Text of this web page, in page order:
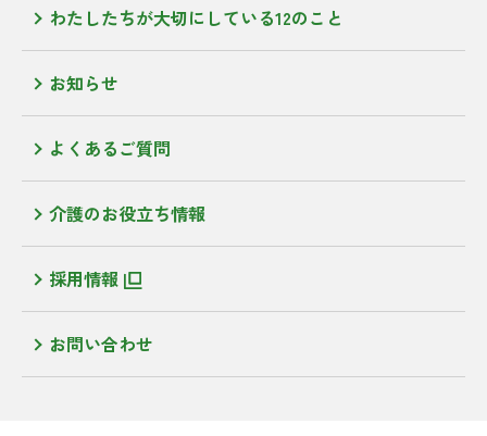
わたしたちが大切にしている12のこと
お知らせ
よくあるご質問
介護のお役立ち情報
採用情報
お問い合わせ